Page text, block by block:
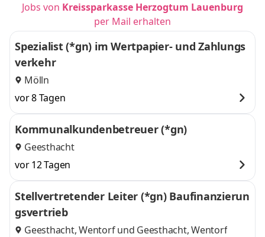
Jobs von Kreissparkasse Herzogtum Lauenburg
per Mail erhalten
Spezialist (*gn) im Wertpapier- und Zahlungs
verkehr
Mölln
vor 8 Tagen
Kommunalkundenbetreuer (*gn)
Geesthacht
vor 12 Tagen
Stellvertretender Leiter (*gn) Baufinanzierun
gsvertrieb
Geesthacht, Wentorfund Geesthacht, Wentorf